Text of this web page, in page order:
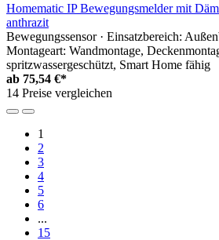
Homematic IP Bewegungsmelder mit
anthrazit
Bewegungssensor · Einsatzbereich:
Montageart: Wandmontage,
spritzwassergeschützt, Smart Home fähig
ab 75,54 €*
14 Preise vergleichen
1
2
3
4
5
6
...
15